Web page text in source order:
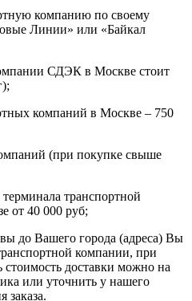
компанию по своему
Линии» или «Байкал
СДЭК в Москве стоит
компаний в Москве – 750
(при покупке свыше
транспортной
от 40 000 руб;
до Вашего города (адреса) Вы
компании, при
стоимость доставки можно на
или уточнить у нашего
заказа.